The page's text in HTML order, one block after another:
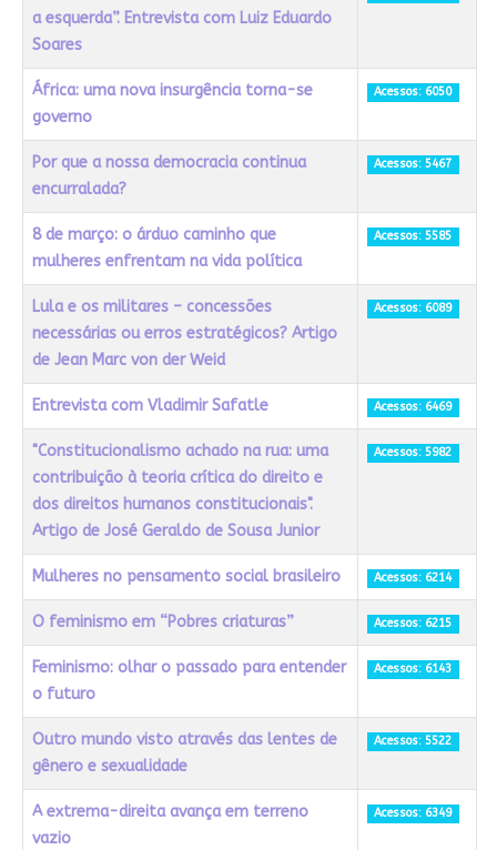
a esquerda”. Entrevista com Luiz Eduardo
Soares
África: uma nova insurgência torna-se
governo
Acessos: 6050
Por que a nossa democracia continua
encurralada?
Acessos: 5467
8 de março: o árduo caminho que
mulheres enfrentam na vida política
Acessos: 5585
Lula e os militares – concessões
necessárias ou erros estratégicos? Artigo
de Jean Marc von der Weid
Acessos: 6089
Entrevista com Vladimir Safatle Acessos: 6469
"Constitucionalismo achado na rua: uma
contribuição à teoria crítica do direito e
dos direitos humanos constitucionais".
Artigo de José Geraldo de Sousa Junior
Acessos: 5982
Mulheres no pensamento social brasileiro Acessos: 6214
O feminismo em “Pobres criaturas” Acessos: 6215
Feminismo: olhar o passado para entender
o futuro
Acessos: 6143
Outro mundo visto através das lentes de
gênero e sexualidade
Acessos: 5522
A extrema-direita avança em terreno
vazio
Acessos: 6349